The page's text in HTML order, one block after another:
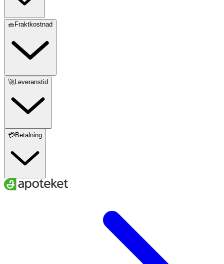
🧺Fraktkostnad
🚀Leveranstid
💳Betalning